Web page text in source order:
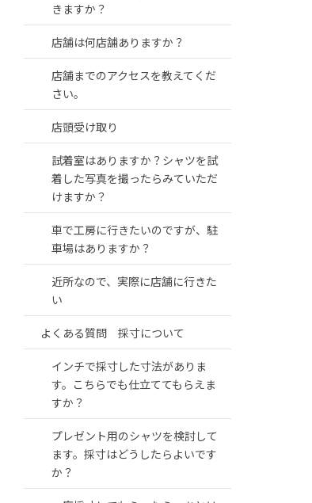
きますか？
店舗は何店舗ありますか？
店舗までのアクセスを教えてくだ
さい。
店頭受け取り
試着室はありますか？シャツを試
着した写真を撮ったらみていただ
けますか？
車で工房に行きたいのですが、駐
車場はありますか？
近所なので、実際に店舗に行きた
い
よくある質問 採寸について
インチで採寸した寸法がありま
す。こちらでも仕立ててもらえま
すか？
プレゼント用のシャツを検討して
ます。採寸はどうしたらよいです
か？